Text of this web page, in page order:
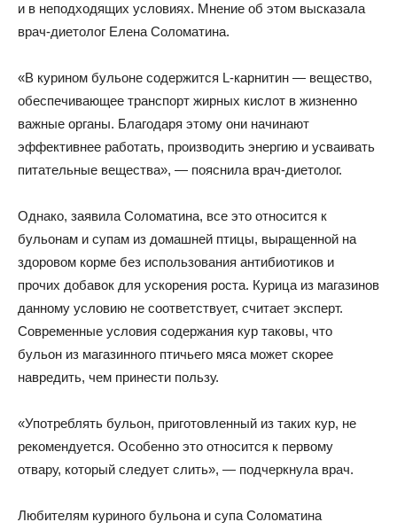
и в неподходящих условиях. Мнение об этом высказала
врач-диетолог Елена Соломатина.
«В курином бульоне содержится L-карнитин — вещество,
обеспечивающее транспорт жирных кислот в жизненно
важные органы. Благодаря этому они начинают
эффективнее работать, производить энергию и усваивать
питательные вещества», — пояснила врач-диетолог.
Однако, заявила Соломатина, все это относится к
бульонам и супам из домашней птицы, выращенной на
здоровом корме без использования антибиотиков и
прочих добавок для ускорения роста. Курица из магазинов
данному условию не соответствует, считает эксперт.
Современные условия содержания кур таковы, что
бульон из магазинного птичьего мяса может скорее
навредить, чем принести пользу.
«Употреблять бульон, приготовленный из таких кур, не
рекомендуется. Особенно это относится к первому
отвару, который следует слить», — подчеркнула врач.
Любителям куриного бульона и супа Соломатина